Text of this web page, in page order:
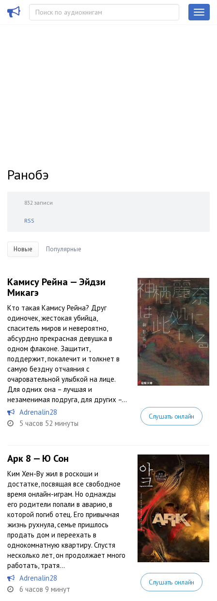
Ранобэ
832 записи
RSS
Новые Популярные
Камису Рейна — Эйдзи
Микагэ
Кто такая Камису Рейна? Друг
одиночек, жестокая убийца,
спаситель миров и невероятно,
абсурдно прекрасная девушка в
одном флаконе. Защитит,
поддержит, покалечит и толкнет в
самую бездну отчаяния с
очаровательной улыбкой на лице.
Для одних она – лучшая и
незаменимая подруга, для других –...
Adrenalin28
5 часов 52 минуты
Слушать онлайн
Арк 8 — Ю Сон
Ким Хен-Ву жил в роскоши и
достатке, посвящая все свободное
время онлайн-играм. Но однажды
его родители попали в аварию, в
которой погиб отец. Его привычная
жизнь рухнула, семье пришлось
продать дом и переехать в
однокомнатную квартиру. Спустя
несколько лет, он продолжает много
работать, тратя...
Adrenalin28
6 часов 9 минут
Слушать онлайн